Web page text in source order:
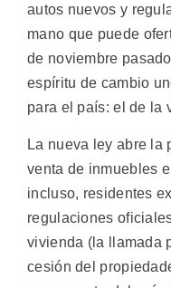
autos nuevos y
mano que puede
de noviembre
espíritu de cambio
para el país: el de la
La nueva ley abre la
venta de inmuebles
incluso, residentes
regulaciones
vivienda (la llamada
cesión del